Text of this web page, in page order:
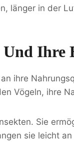
länger in der
Ihre
ihre
Vögeln, ihre
Sie
sie leicht